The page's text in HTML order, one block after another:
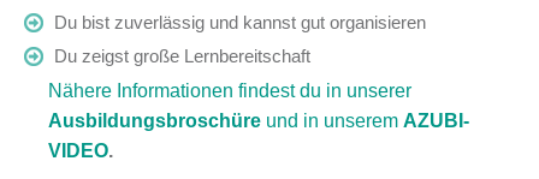
Du bist zuverlässig und kannst gut organisieren
Du zeigst große Lernbereitschaft
Nähere Informationen findest du in unserer
Ausbildungsbroschüre und in unserem AZUBI-
VIDEO.